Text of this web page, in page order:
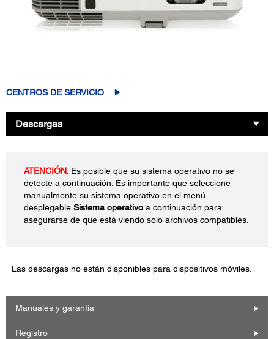
CENTROS DE SERVICIO
Descargas
ATENCIÓN: Es posible que su sistema operativo no se
detecte a continuación. Es importante que seleccione
manualmente su sistema operativo en el menú
desplegable Sistema operativo a continuación para
asegurarse de que está viendo solo archivos compatibles.
Las descargas no están disponibles para dispositivos móviles.
Manuales y garantía
Registro